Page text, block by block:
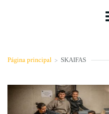
Página principal > SKAIFAS